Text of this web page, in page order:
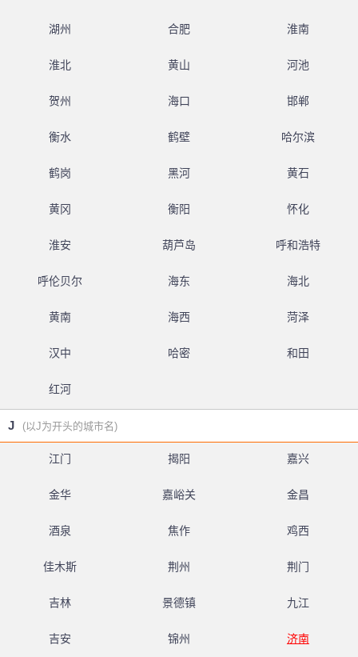
湖州 合肥 淮南
淮北 黄山 河池
贺州 海口 邯郸
衡水 鹤壁 哈尔滨
鹤岗 黑河 黄石
黄冈 衡阳 怀化
淮安 葫芦岛 呼和浩特
呼伦贝尔 海东 海北
黄南 海西 菏泽
汉中 哈密 和田
红河
J (以J为开头的城市名)
江门 揭阳 嘉兴
金华 嘉峪关 金昌
酒泉 焦作 鸡西
佳木斯 荆州 荆门
吉林 景德镇 九江
吉安 锦州 济南